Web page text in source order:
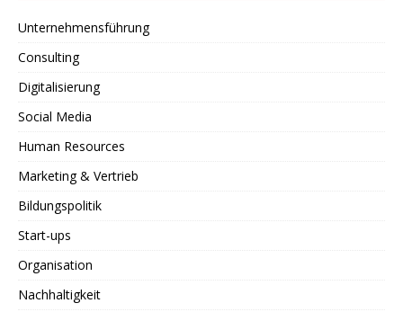
Unternehmensführung
Consulting
Digitalisierung
Social Media
Human Resources
Marketing & Vertrieb
Bildungspolitik
Start-ups
Organisation
Nachhaltigkeit